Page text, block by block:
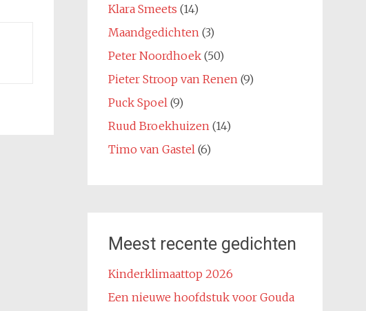
Klara Smeets (14)
Maandgedichten(3)
Peter Noordhoek(50)
Pieter Stroop van Renen(9)
Puck Spoel(9)
Ruud Broekhuizen(14)
Timo van Gastel(6)
Meest recente gedichten
Kinderklimaattop 2026
Een nieuwe hoofdstuk voor Gouda